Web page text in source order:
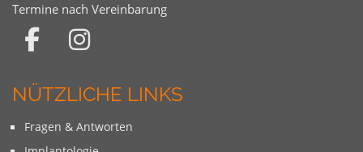
Termine nach Vereinbarung
NÜTZLICHE LINKS
Fragen & Antworten